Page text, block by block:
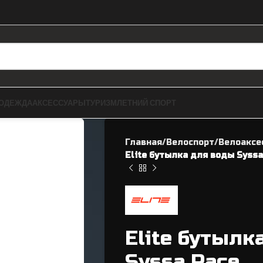
Касеты / Трещетки
Главная Велоспорт
Elite бутылка для воды Syssa
Elite